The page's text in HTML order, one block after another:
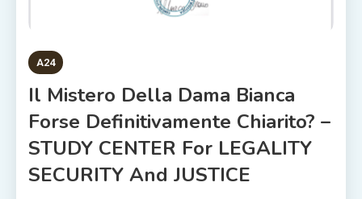
A24
Il Mistero Della Dama Bianca
Forse Definitivamente Chiarito? –
STUDY CENTER For LEGALITY
SECURITY And JUSTICE